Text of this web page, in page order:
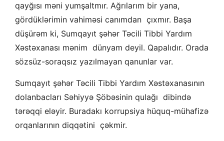
qayğısı məni yumşaltmır. Ağrılarım bir yana,
gördüklərimin vahiməsi canımdan çıxmır. Başa
düşürəm ki, Sumqayıt şəhər Təcili Tibbi Yardım
Xəstəxanası mənim dünyam deyil. Qapalıdır. Orada
sözsüz-soraqsız yazılmayan qanunlar var.
Sumqayıt şəhər Təcili Tibbi Yardım Xəstəxanasının
dolanbacları Səhiyyə Şöbəsinin qulağı dibində
tərəqqi eləyir. Buradakı korrupsiya hüquq-mühafizə
orqanlarının diqqətini çəkmir.